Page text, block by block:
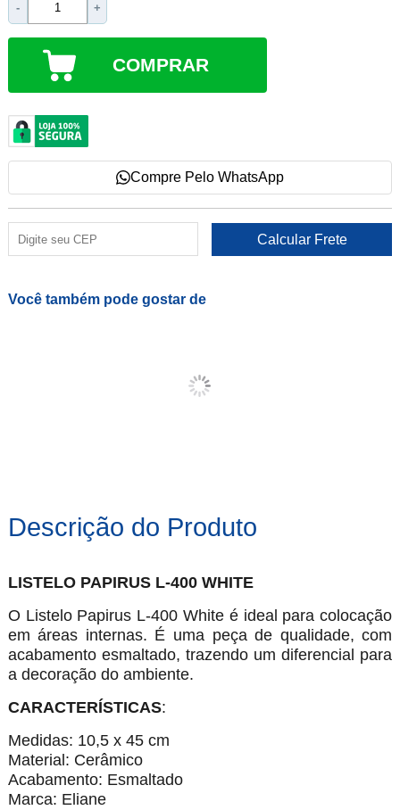
- +
COMPRAR
Compre Pelo WhatsApp
Você também pode gostar de
Descrição do Produto
LISTELO PAPIRUS L-400 WHITE
O Listelo Papirus L-400 White é ideal para colocação
em áreas internas. É uma peça de qualidade, com
acabamento esmaltado, trazendo um diferencial para
a decoração do ambiente.
CARACTERÍSTICAS:
Medidas: 10,5 x 45 cm
Material: Cerâmico
Acabamento: Esmaltado
Marca: Eliane